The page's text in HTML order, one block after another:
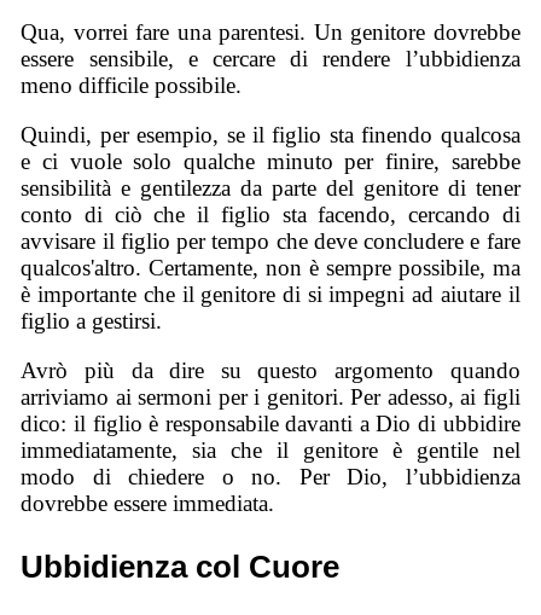
Qua, vorrei fare una parentesi. Un genitore dovrebbe
essere sensibile, e cercare di rendere l’ubbidienza
meno difficile possibile.
Quindi, per esempio, se il figlio sta finendo qualcosa
e ci vuole solo qualche minuto per finire, sarebbe
sensibilità e gentilezza da parte del genitore di tener
conto di ciò che il figlio sta facendo, cercando di
avvisare il figlio per tempo che deve concludere e fare
qualcos'altro. Certamente, non è sempre possibile, ma
è importante che il genitore di si impegni ad aiutare il
figlio a gestirsi.
Avrò più da dire su questo argomento quando
arriviamo ai sermoni per i genitori. Per adesso, ai figli
dico: il figlio è responsabile davanti a Dio di ubbidire
immediatamente, sia che il genitore è gentile nel
modo di chiedere o no. Per Dio, l’ubbidienza
dovrebbe essere immediata.
Ubbidienza col Cuore